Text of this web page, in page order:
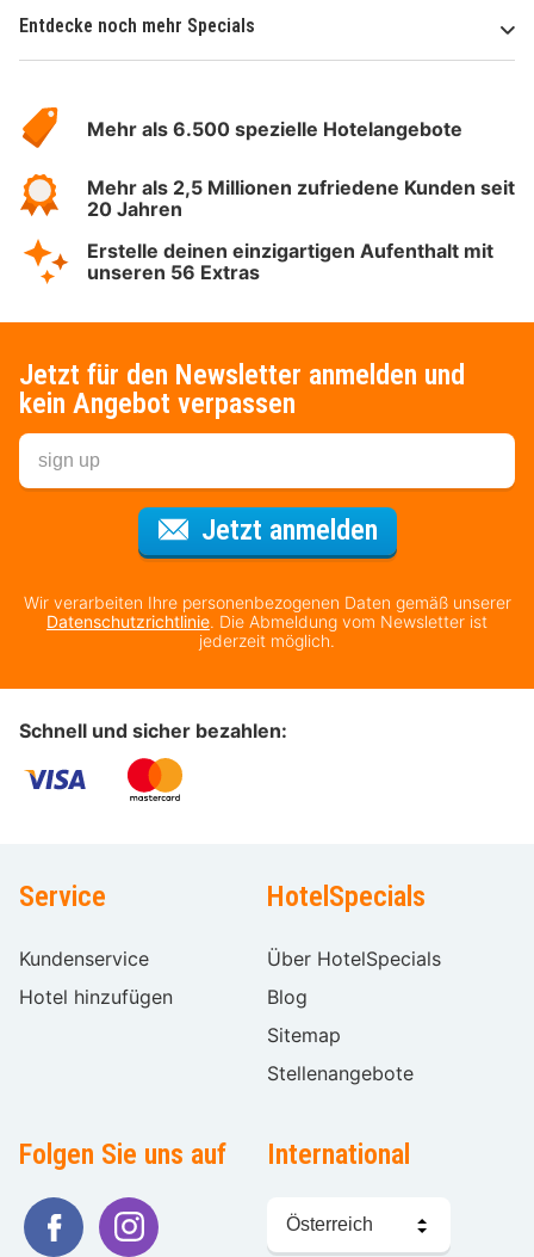
Entdecke noch mehr Specials
Hotelspecials
Mehr als 6.500 spezielle Hotelangebote
Mehr als 2,5 Millionen zufriedene Kunden seit
20 Jahren
Erstelle deinen einzigartigen Aufenthalt mit
unseren 56 Extras
Jetzt für den Newsletter anmelden und
kein Angebot verpassen
Jetzt anmeldenFür den
Wir verarbeiten Ihre personenbezogenen Daten gemäß unserer
Datenschutzrichtlinie. Die Abmeldung vom Newsletter ist
jederzeit möglich.
Schnell und sicher bezahlen:
Service
Kundenservice
Hotel hinzufügen
HotelSpecials
Über HotelSpecials
Blog
Sitemap
Stellenangebote
Folgen Sie uns auf International
Sprache
wählen